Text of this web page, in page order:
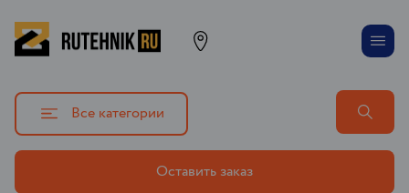
Все категории
Оставить заказ